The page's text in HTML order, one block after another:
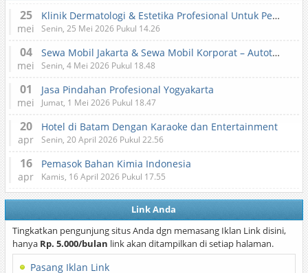
25
mei
Klinik Dermatologi & Estetika Profesional Untuk Perawatan Kulit dan Kecantikan
Senin, 25 Mei 2026 Pukul 14.26
04
mei
Sewa Mobil Jakarta & Sewa Mobil Korporat – Autotranz Indonesia
Senin, 4 Mei 2026 Pukul 18.48
01
mei
Jasa Pindahan Profesional Yogyakarta
Jumat, 1 Mei 2026 Pukul 18.47
20
apr
Hotel di Batam Dengan Karaoke dan Entertainment
Senin, 20 April 2026 Pukul 22.56
16
apr
Pemasok Bahan Kimia Indonesia
Kamis, 16 April 2026 Pukul 17.55
Link Anda
Tingkatkan pengunjung situs Anda dgn memasang Iklan Link disini,
hanya Rp. 5.000/bulan link akan ditampilkan di setiap halaman.
Pasang Iklan Link